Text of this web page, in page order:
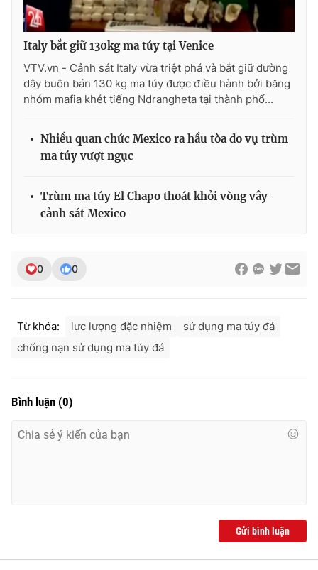
VTV Money VTV Thể thao
VTV Sức khoẻ Bất động sản
Thị trường 24h Tấm lòng Việt
VTV4 Vươn mình bằng AI
Cơ quan chủ quản:
Cơ quan báo chí:Thời báo VTV
024.38 355 931 - 024.38 355 932
Ðiện thoại Thời báo VTV:024.66 897 897
Italy bắt giữ 130kg ma túy tại Venice
VTV.vn - Cảnh sát Italy vừa triệt phá và bắt giữ đường
dây buôn bán 130 kg ma túy được điều hành bởi băng
nhóm mafia khét tiếng Ndrangheta tại thành phố...
Nhiều quan chức Mexico ra hầu tòa do vụ trùm
ma túy vượt ngục
Trùm ma túy El Chapo thoát khỏi vòng vây
cảnh sát Mexico
0 0
Từ khóa: lực lượng đặc nhiệm
sử dụng ma túy đá
chống nạn sử dụng ma túy đá
Bình luận (0)
Gửi bình luận